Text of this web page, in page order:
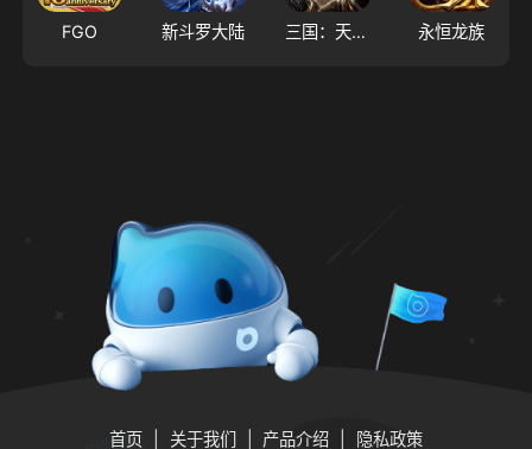
FGO 新斗罗大陆 三国：天下归心 永恒龙族
首页 关于我们 产品介绍 隐私政策